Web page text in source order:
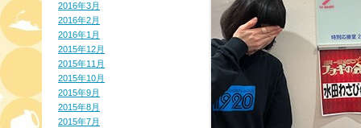
2016年3月
2016年2月
2016年1月
2015年12月
2015年11月
2015年10月
2015年9月
2015年8月
2015年7月